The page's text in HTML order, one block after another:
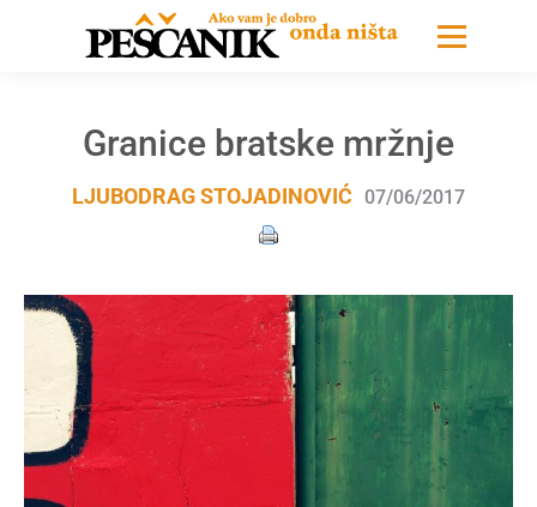
Granice bratske mržnje
LJUBODRAG STOJADINOVIĆ 07/06/2017